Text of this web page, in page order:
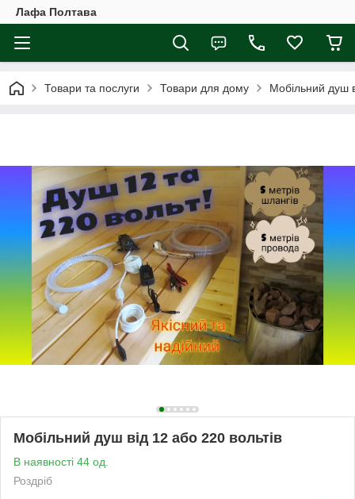
Лафа Полтава
Товари та послуги Товари для дому Мобільний душ
Мобільний душ від 12 або 220 вольтів
В наявності 44 од.
Роздріб